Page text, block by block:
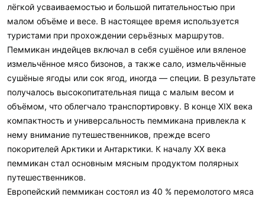
лёгкой усваиваемостью и большой питательностью при
малом объёме и весе. В настоящее время используется
туристами при прохождении серьёзных маршрутов.
Пеммикан индейцев включал в себя сушёное или вяленое
измельчённое мясо бизонов, а также сало, измельчённые
сушёные ягоды или сок ягод, иногда — специи. В результате
получалось высокопитательная пища с малым весом и
объёмом, что облегчало транспортировку. В конце XIX века
компактность и универсальность пеммикана привлекла к
нему внимание путешественников, прежде всего
покорителей Арктики и Антарктики. К началу XX века
пеммикан стал основным мясным продуктом полярных
путешественников.
Европейский пеммикан состоял из 40 % перемолотого мяса